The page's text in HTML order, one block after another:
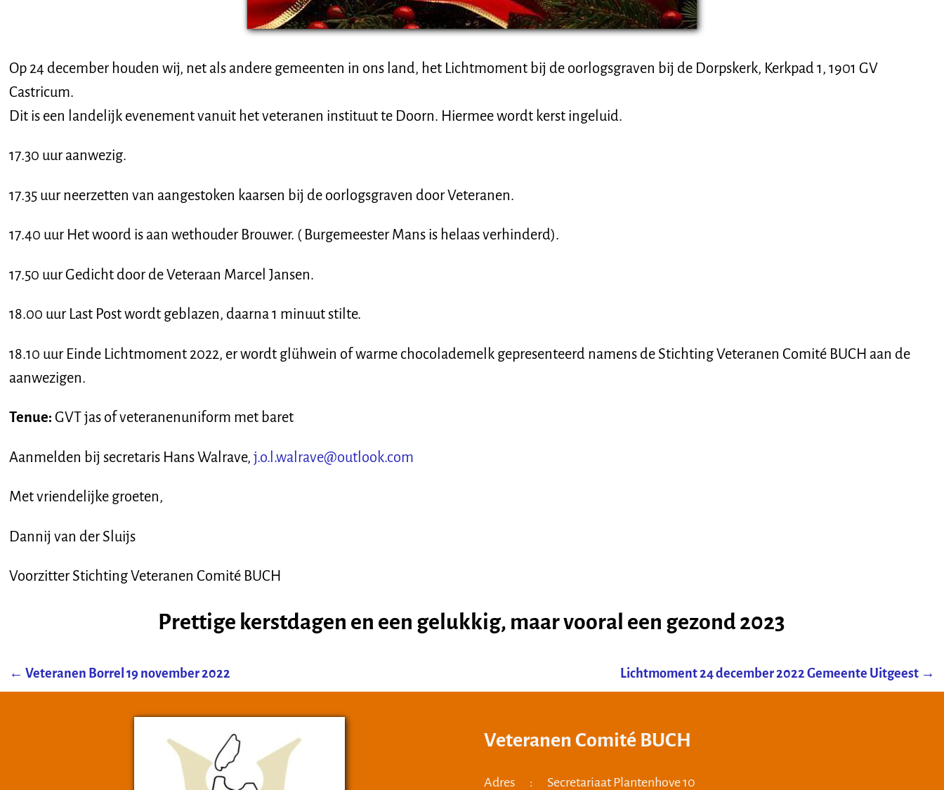
Op 24 december houden wij, net als andere gemeenten in ons land, het Lichtmoment bij de oorlogsgraven bij de Dorpskerk, Kerkpad 1, 1901 GV
Castricum.
Dit is een landelijk evenement vanuit het veteranen instituut te Doorn. Hiermee wordt kerst ingeluid.
17.30 uur aanwezig.
17.35 uur neerzetten van aangestoken kaarsen bij de oorlogsgraven door Veteranen.
17.40 uur Het woord is aan wethouder Brouwer. ( Burgemeester Mans is helaas verhinderd).
17.50 uur Gedicht door de Veteraan Marcel Jansen.
18.00 uur Last Post wordt geblazen, daarna 1 minuut stilte.
18.10 uur Einde Lichtmoment 2022, er wordt glühwein of warme chocolademelk gepresenteerd namens de Stichting Veteranen Comité BUCH aan de
aanwezigen.
Tenue: GVT jas of veteranenuniform met baret
Aanmelden bij secretaris Hans Walrave,j.o.l.walrave@outlook.com
Met vriendelijke groeten,
Dannij van der Sluijs
Voorzitter Stichting Veteranen Comité BUCH
Prettige kerstdagen en een gelukkig, maar vooral een gezond 2023
Post navigation
← Veteranen Borrel 19 november 2022 Lichtmoment 24 december 2022 Gemeente Uitgeest →
Veteranen Comité BUCH
Adres : Secretariaat Plantenhove 10